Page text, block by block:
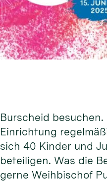
Burscheid
Einrichtung
sich 40 Kinder und
beteiligen. Was die
gerne Weihbischof